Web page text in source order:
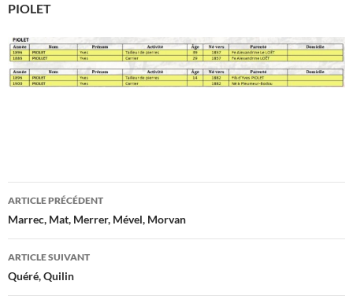
PIOLET
Navigation
des
articles
ARTICLE PRÉCÉDENT
Marrec, Mat, Merrer, Mével, Morvan
ARTICLE SUIVANT
Quéré, Quilin